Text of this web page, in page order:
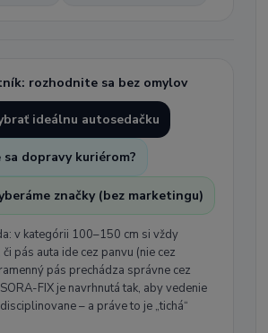
rozhodnite sa bez omylov
ideálnu autosedačku
dopravy kuriérom?
značky (bez marketingu)
v kategórii 100–150 cm si vždy
pás auta ide cez panvu (nie cez
pás prechádza správne cez
FIX je navrhnutá tak, aby vedenie
– a práve to je „tichá“